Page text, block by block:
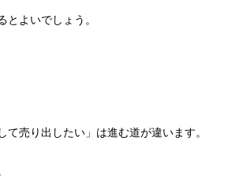
よいでしょう。
売り出したい」は進む道が違います。